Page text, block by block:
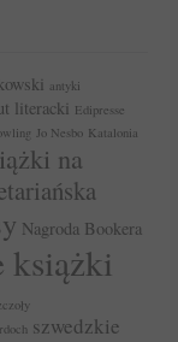
antyki
literacki Edipresse
Jo Nesbo Katalonia
na
Nagroda Bookera
książki
szwedzkie